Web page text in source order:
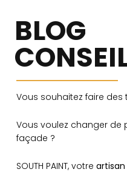
BLOG
Vous souhaitez faire des
Vous voulez changer de
façade ?
SOUTH PAINT, votre